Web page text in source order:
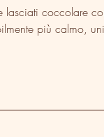
coccolare
più calmo,